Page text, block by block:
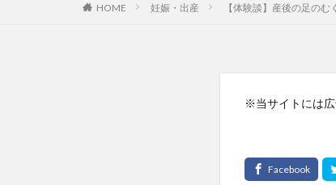
HOME 妊娠・出産 【体験談】産後の足の
※当サイトには広